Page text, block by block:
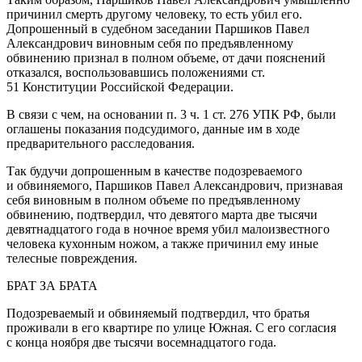
причинил смерть другому человеку, то есть убил его.
Допрошенный в судебном заседании Паршиков Павел
Александрович виновным себя по предъявленному
обвинению признал в полном объеме, от дачи пояснений
отказался, воспользовавшись положениями ст.
51 Конституции Российской Федерации.
В связи с чем, на основании п. 3 ч. 1 ст. 276 УПК РФ, были
оглашены показания подсудимого, данные им в ходе
предварительного расследования.
Так будучи допрошенным в качестве подозреваемого
и обвиняемого, Паршиков Павел Александрович, признавая
себя виновным в полном объеме по предъявленному
обвинению, подтвердил, что девятого марта две тысячи
девятнадцатого года в ночное время убил малоизвестного
человека кухонным ножом, а также причинил ему иные
телесные повреждения.
БРАТ ЗА БРАТА
Подозреваемый и обвиняемый подтвердил, что братья
проживали в его квартире по улице Южная. С его согласия
с конца ноября две тысячи восемнадцатого года.